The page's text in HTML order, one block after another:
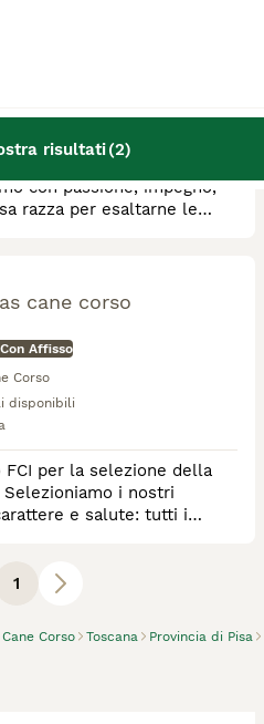
risultati(2)
Cane Corso Toscana Provincia di Pisa
Corso, Pinscher Miniatura
di Vara
del Cane
con passione, impegno,
razza per esaltarne le
cardiopatie, ocd, hanno un
e socievole. Tutti campioni
cane corso
Affisso
Corso
disponibili
per la selezione della
i nostri
e salute: tutti i
a esposizioni canine di
1